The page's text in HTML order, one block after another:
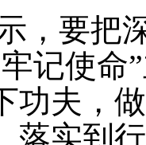
，要把
记使命
功夫，
落实到